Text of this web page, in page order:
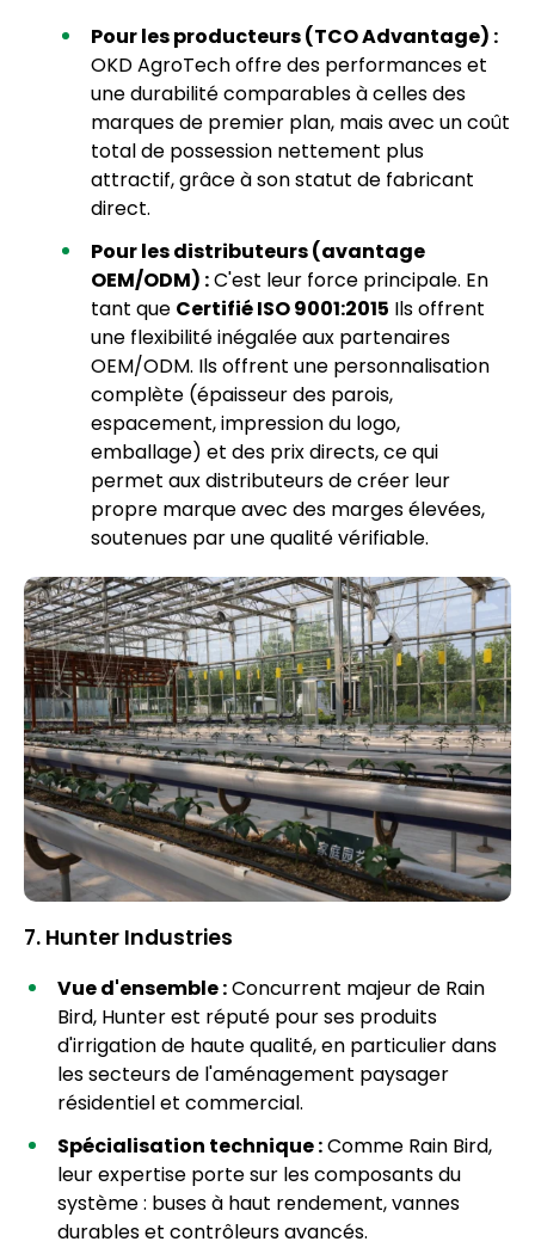
Pour les producteurs (TCO Advantage) :
OKD AgroTech offre des performances et
une durabilité comparables à celles des
marques de premier plan, mais avec un coût
total de possession nettement plus
attractif, grâce à son statut de fabricant
direct.
Pour les distributeurs (avantage
OEM/ODM) :C'est leur force principale. En
tant que Certifié ISO 9001:2015 Ils offrent
une flexibilité inégalée aux partenaires
OEM/ODM. Ils offrent une personnalisation
complète (épaisseur des parois,
espacement, impression du logo,
emballage) et des prix directs, ce qui
permet aux distributeurs de créer leur
propre marque avec des marges élevées,
soutenues par une qualité vérifiable.
7. Hunter Industries
Vue d'ensemble :Concurrent majeur de Rain
Bird, Hunter est réputé pour ses produits
d'irrigation de haute qualité, en particulier dans
les secteurs de l'aménagement paysager
résidentiel et commercial.
Spécialisation technique :Comme Rain Bird,
leur expertise porte sur les composants du
système : buses à haut rendement, vannes
durables et contrôleurs avancés.